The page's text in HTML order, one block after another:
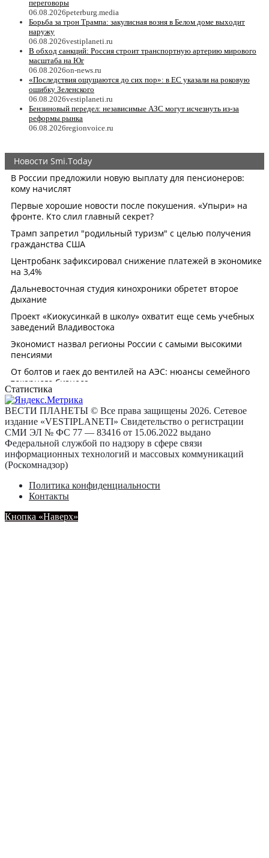
переговоры
06.08.2026peterburg.media
Борьба за трон Трампа: закулисная возня в Белом доме выходит
наружу
06.08.2026vestiplaneti.ru
В обход санкций: Россия строит транспортную артерию мирового
масштаба на Юг
06.08.2026on-news.ru
«Последствия ощущаются до сих пор»: в ЕС указали на роковую
ошибку Зеленского
06.08.2026vestiplaneti.ru
Бензиновый передел: независимые АЗС могут исчезнуть из-за
реформы рынка
06.08.2026regionvoice.ru
Статистика
ВЕСТИ ПЛАНЕТЫ © Все права защищены 2026. Сетевое
издание «VESTIPLANETI» Свидетельство о регистрации
СМИ ЭЛ № ФС 77 — 83416 от 15.06.2022 выдано
Федеральной службой по надзору в сфере связи
информационных технологий и массовых коммуникаций
(Роскомнадзор)
Политика конфиденциальности
Контакты
Кнопка «Наверх»